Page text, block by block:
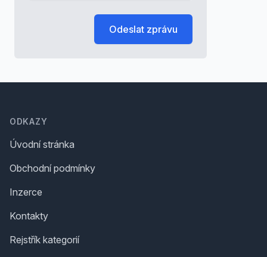
Odeslat zprávu
ODKAZY
Úvodní stránka
Obchodní podmínky
Inzerce
Kontakty
Rejstřík kategorií